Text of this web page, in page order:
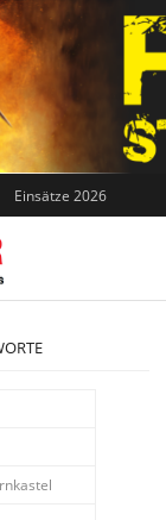
Einsätze 2026